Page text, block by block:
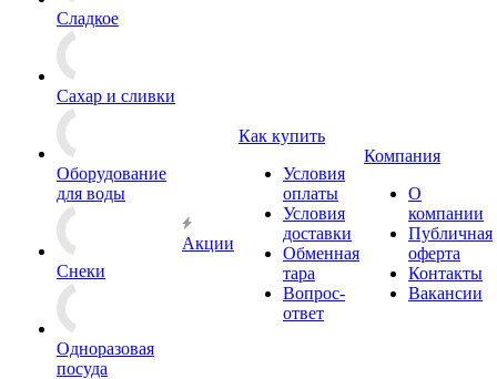
Сладкое
Сахар и сливки
Оборудование
для воды
Снеки
Одноразовая
посуда
Акции
Как купить
Условия
оплаты
Условия
доставки
Обменная
тара
Вопрос-
ответ
Компания
О
компании
Публичная
оферта
Контакты
Вакансии